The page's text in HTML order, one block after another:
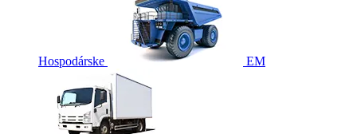
Hospodárske EM